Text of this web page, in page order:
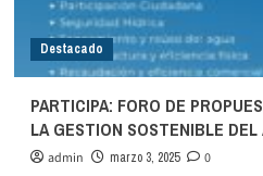
el
Foro
de
Propuestas
la
Gestión
Sostenible
Destacado
PARTICIPA: FORO DE
LA GESTION SOSTENIBLE DEL
admin marzo 3, 2025 0